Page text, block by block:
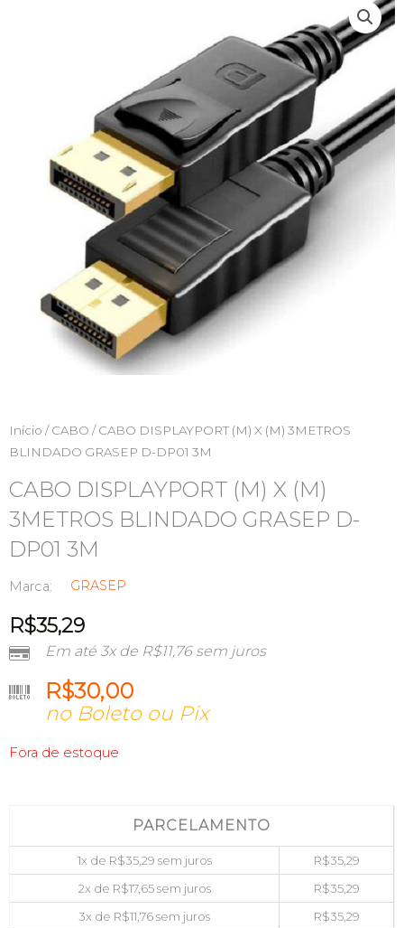
Início /CABO / CABO DISPLAYPORT (M) X (M) 3METROS
BLINDADO GRASEP D-DP01 3M
CABO DISPLAYPORT (M) X (M)
3METROS BLINDADO GRASEP D-
DP01 3M
Marca: GRASEP
R$35,29
Em até 3x de R$11,76sem juros
R$30,00
no Boleto ou Pix
Fora de estoque
PARCELAMENTO
1x de R$35,29 sem juros R$35,29
2x de R$17,65sem juros R$35,29
3x de R$11,76sem juros R$35,29